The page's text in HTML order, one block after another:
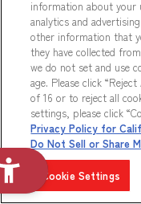
バンダイこども記者
採用情報
オウンドメディア
お問い合わせ
商品サポート
報道関係者
information about
analytics and
other information that
they have collected
we do not set and use
age. Please click
of 16 or to reject all
settings, please click
Privacy Policy for
Do Not Sell or Share
Cookie Settings